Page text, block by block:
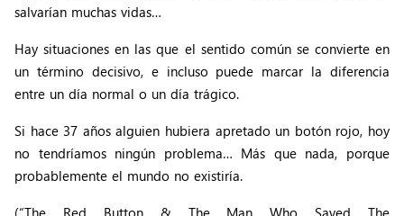
salvarían muchas vidas…
Hay situaciones en las que el sentido común se convierte en
un término decisivo, e incluso puede marcar la diferencia
entre un día normal o un día trágico.
Si hace 37 años alguien hubiera apretado un botón rojo, hoy
no tendríamos ningún problema… Más que nada, porque
probablemente el mundo no existiría.